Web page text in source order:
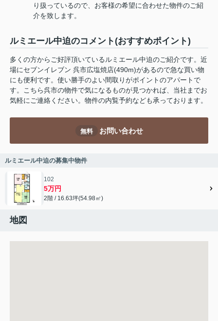
り扱っているので、お客様の希望に合わせた物件のご紹
介を致します。
ルミエール中迫のコメント(おすすめポイント)
多くの方からご好評頂いているルミエール中迫のご紹介です。近
場にセブンイレブン 呉市広塩焼店(490m)があるので急な買い物
にも便利です。使い勝手のよい間取りがポイントのアパートで
す。こちら呉市の物件で気になるものが見つかれば、当社までお
気軽にご連絡ください。物件の内覧予約なども承っております。
無料 お問い合わせ
ルミエール中迫の募集中物件
102
5万円
2階 / 16.63坪(54.98㎡)
地図